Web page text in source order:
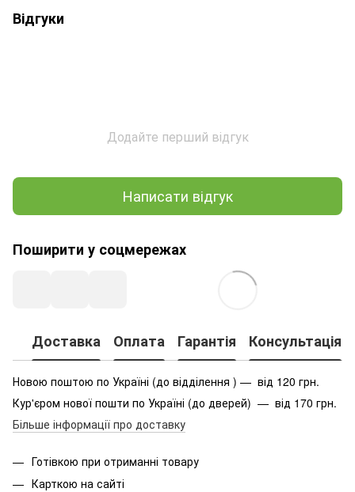
Відгуки
Додайте перший відгук
Написати відгук
Поширити у соцмережах
Доставка Оплата Гарантія Консультація
Новою поштою по Україні (до відділення ) — від 120 грн.
Кур'єром нової пошти по Україні (до дверей) — від 170 грн.
Більше інформації про доставку
Готівкою при отриманні товару
Карткою на сайті